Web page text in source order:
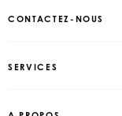
CONTACTEZ-NOUS
SERVICES